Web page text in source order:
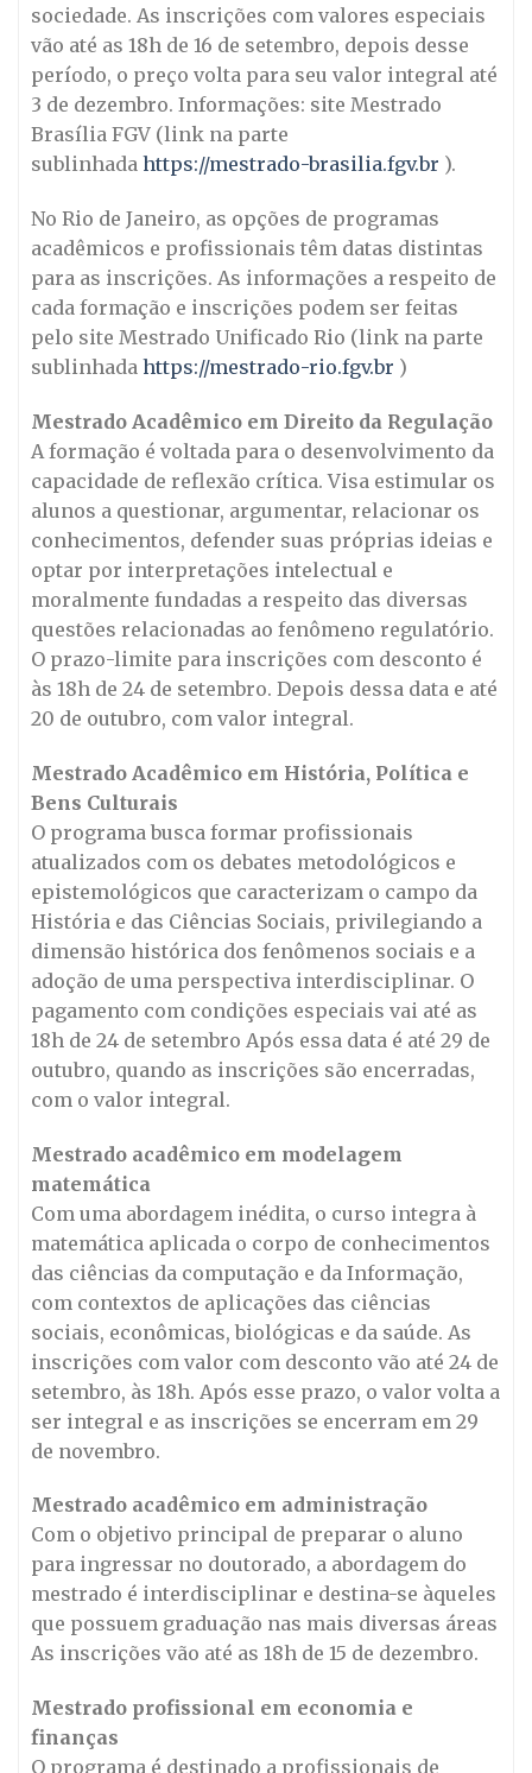
sociedade. As inscrições com valores especiais
vão até as 18h de 16 de setembro, depois desse
período, o preço volta para seu valor integral até
3 de dezembro. Informações: site Mestrado
Brasília FGV (link na parte
sublinhada https://mestrado-brasilia.fgv.br ).
No Rio de Janeiro, as opções de programas
acadêmicos e profissionais têm datas distintas
para as inscrições. As informações a respeito de
cada formação e inscrições podem ser feitas
pelo site Mestrado Unificado Rio (link na parte
sublinhada https://mestrado-rio.fgv.br )
Mestrado Acadêmico em Direito da Regulação
A formação é voltada para o desenvolvimento da
capacidade de reflexão crítica. Visa estimular os
alunos a questionar, argumentar, relacionar os
conhecimentos, defender suas próprias ideias e
optar por interpretações intelectual e
moralmente fundadas a respeito das diversas
questões relacionadas ao fenômeno regulatório.
O prazo-limite para inscrições com desconto é
às 18h de 24 de setembro. Depois dessa data e até
20 de outubro, com valor integral.
Mestrado Acadêmico em História, Política e
Bens Culturais
O programa busca formar profissionais
atualizados com os debates metodológicos e
epistemológicos que caracterizam o campo da
História e das Ciências Sociais, privilegiando a
dimensão histórica dos fenômenos sociais e a
adoção de uma perspectiva interdisciplinar. O
pagamento com condições especiais vai até as
18h de 24 de setembro Após essa data é até 29 de
outubro, quando as inscrições são encerradas,
com o valor integral.
Mestrado acadêmico em modelagem
matemática
Com uma abordagem inédita, o curso integra à
matemática aplicada o corpo de conhecimentos
das ciências da computação e da Informação,
com contextos de aplicações das ciências
sociais, econômicas, biológicas e da saúde. As
inscrições com valor com desconto vão até 24 de
setembro, às 18h. Após esse prazo, o valor volta a
ser integral e as inscrições se encerram em 29
de novembro.
Mestrado acadêmico em administração
Com o objetivo principal de preparar o aluno
para ingressar no doutorado, a abordagem do
mestrado é interdisciplinar e destina-se àqueles
que possuem graduação nas mais diversas áreas
As inscrições vão até as 18h de 15 de dezembro.
Mestrado profissional em economia e
finanças
O programa é destinado a profissionais de